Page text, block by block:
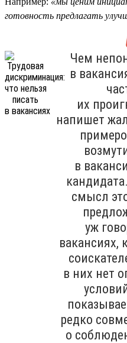
готовность предлагать
Чем
в
их
напишет
в
смысл
уж
вакансиях,
в них нет
редко
о